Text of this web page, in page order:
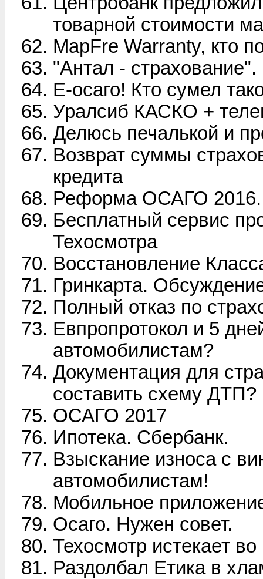
товарной стоимости
MapFre Warranty, кто
"Антал - страхование".
Е-осаго! Кто сумел
Уралсиб КАСКО +
Делюсь печалькой и
Возврат суммы
кредита
Реформа ОСАГО 2016.
Бесплатный сервис
Техосмотра
Восстановление
Гринкарта.
Полный отказ по
Евпропротокол и 5
автомобилистам?
Документация для
составить схему ДТП?
ОСАГО 2017
Ипотека. Сбербанк.
Взыскание износа с
автомобилистам!
Мобильное
Осаго. Нужен совет.
Техосмотр истекает
Раздолбал Етика в